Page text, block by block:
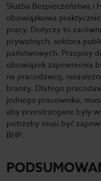
Służba Bezpieczeństwa i
obowiązkowa
pracy. Dotyczy to
prywatnych, sektora
państwowych. Przepisy
obowiązek zapewnienia
na pracodawcę,
branży. Dlatego
jednego pracownika,
aby przestrzegane były
potrzeby musi być
BHP.